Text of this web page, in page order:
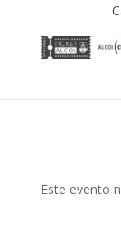
Este evento